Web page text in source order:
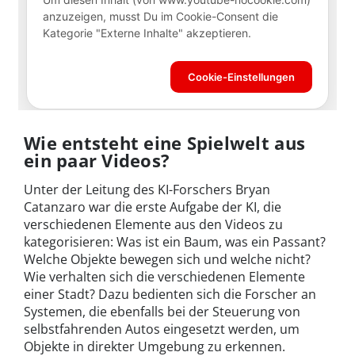
Wie entsteht eine Spielwelt aus
ein paar Videos?
Unter der Leitung des KI-Forschers Bryan
Catanzaro war die erste Aufgabe der KI, die
verschiedenen Elemente aus den Videos zu
kategorisieren: Was ist ein Baum, was ein Passant?
Welche Objekte bewegen sich und welche nicht?
Wie verhalten sich die verschiedenen Elemente
einer Stadt? Dazu bedienten sich die Forscher an
Systemen, die ebenfalls bei der Steuerung von
selbstfahrenden Autos eingesetzt werden, um
Objekte in direkter Umgebung zu erkennen.